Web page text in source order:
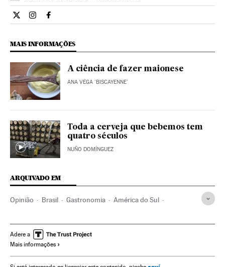
Cultura El País Brasil en Twitter
Cultura El País Brasil en Instagram
Cultura El País Brasil en Facebook
MAIS INFORMAÇÕES
A ciência de fazer maionese
ANA VEGA 'BISCAYENNE'
Toda a cerveja que bebemos tem
quatro séculos
NUÑO DOMÍNGUEZ
ARQUIVADO EM
Opinião Brasil Gastronomia América do Sul
Adere a
Mais informações